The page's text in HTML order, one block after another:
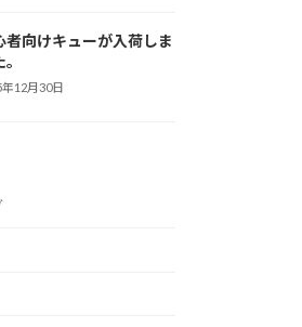
者向けキューが入荷しま
年12月30日